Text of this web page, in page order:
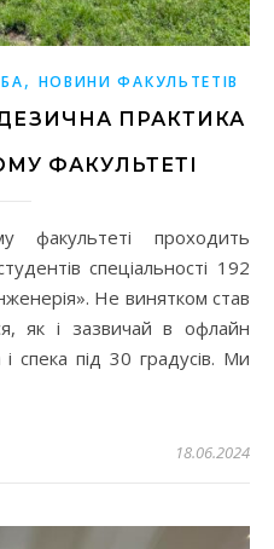
, НОВИНИ ФАКУЛЬТЕТІВ
ПРАКТИКА
ФАКУЛЬТЕТІ
спеціальності 192
Не винятком став
як і зазвичай в офлайн
спека під 30 градусів. Ми
18.06.2024